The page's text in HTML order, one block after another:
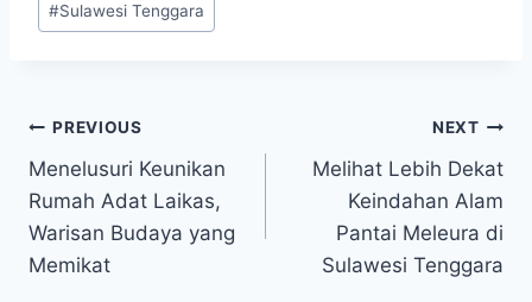
#Sulawesi Tenggara
Post
navigation
PREVIOUS
Menelusuri Keunikan
Rumah Adat Laikas,
Warisan Budaya yang
Memikat
NEXT
Melihat Lebih Dekat
Keindahan Alam
Pantai Meleura di
Sulawesi Tenggara